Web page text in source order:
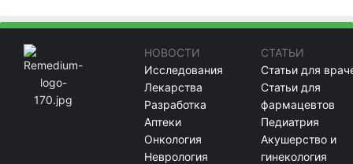
НОВОСТИ
Исследования
Лекарства
Разработка
Аптеки
Онкология
Неврология
СТАТЬИ
Статьи для
Статьи для
фармацевтов
Педиатрия
Акушерство и
гинекология